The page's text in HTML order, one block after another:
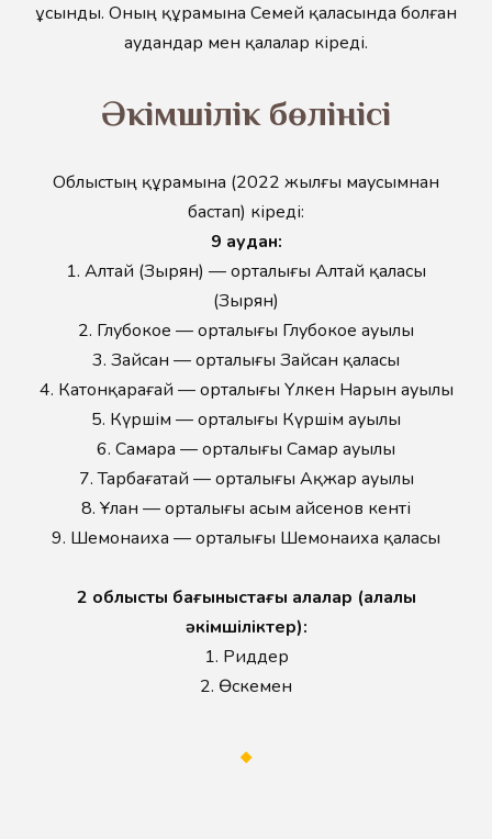
ұсынды. Оның құрамына Семей қаласында болған
аудандар мен қалалар кіреді.
Әкімшілік бөлінісі
Облыстың құрамына (2022 жылғы маусымнан
бастап) кіреді:
9 аудан:
1. Алтай (Зырян) — орталығы Алтай қаласы
(Зырян)
2. Глубокое — орталығы Глубокое ауылы
3. Зайсан — орталығы Зайсан қаласы
4. Катонқарағай — орталығы Үлкен Нарын ауылы
5. Күршім — орталығы Күршім ауылы
6. Самара — орталығы Самар ауылы
7. Тарбағатай — орталығы Ақжар ауылы
8. Ұлан — орталығы Қасым Қайсенов кенті
9. Шемонаиха — орталығы Шемонаиха қаласы
2 облыстық бағыныстағы қалалар (қалалық
әкімшіліктер):
1. Риддер
2. Өскемен